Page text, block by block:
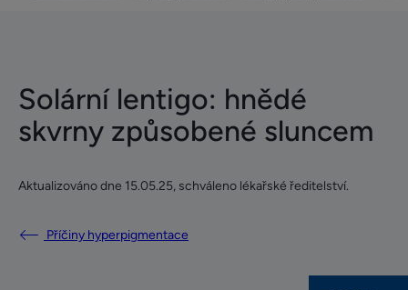
Solární lentigo: hnědé
skvrny způsobené sluncem
Aktualizováno dne 15.05.25, schváleno lékařské ředitelství.
Příčiny hyperpigmentace